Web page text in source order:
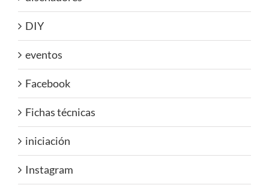
DIY
eventos
Facebook
Fichas técnicas
iniciación
Instagram